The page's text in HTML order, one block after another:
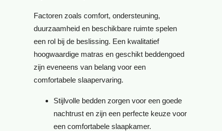
Factoren zoals comfort, ondersteuning,
duurzaamheid en beschikbare ruimte spelen
een rol bij de beslissing. Een kwalitatief
hoogwaardige matras en geschikt beddengoed
zijn eveneens van belang voor een
comfortabele slaapervaring.
Stijlvolle bedden zorgen voor een goede
nachtrust en zijn een perfecte keuze voor
een comfortabele slaapkamer.